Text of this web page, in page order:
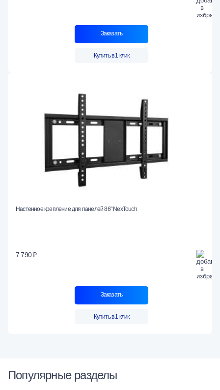
Заказать
Купить в 1 клик
Настенное крепление для панелей 86" NexTouch
7 790 ₽
Заказать
Купить в 1 клик
Популярные разделы